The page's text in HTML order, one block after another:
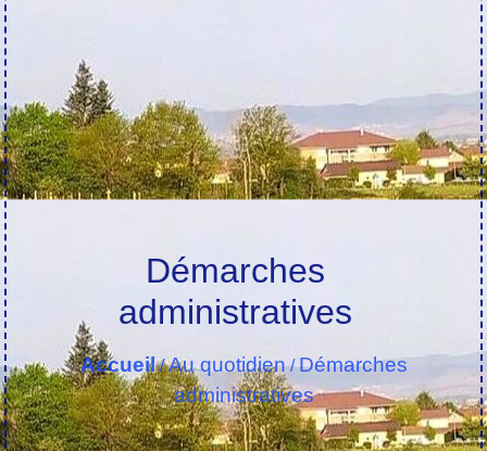
Démarches
administratives
Accueil/Au quotidien/Démarches
administratives